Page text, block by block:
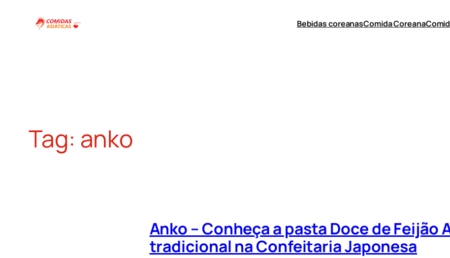
Bebidas coreanasComida Coreana
Tag: anko
Anko – Conheça a pasta Doce de Feijão
tradicional na Confeitaria Japonesa